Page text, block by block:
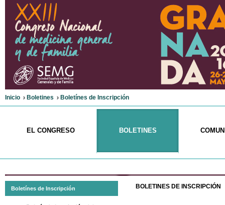
Inicio Boletines Boletínes de Inscripción
EL CONGRESO BOLETINES
BOLETINES DE INSCRIPCIÓN
Boletínes de Inscripción